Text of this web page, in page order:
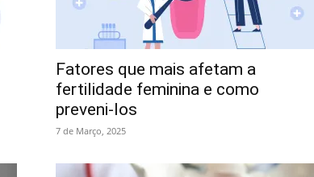
Fatores que mais afetam a
fertilidade feminina e como
preveni-los
7 de Março, 2025